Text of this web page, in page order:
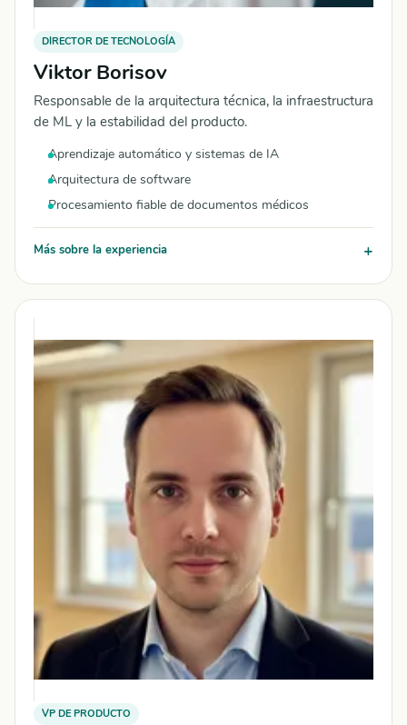
DIRECTOR DE TECNOLOGÍA
Viktor Borisov
Responsable de la arquitectura técnica, la infraestructura
de ML y la estabilidad del producto.
Aprendizaje automático y sistemas de IA
Arquitectura de software
Procesamiento fiable de documentos médicos
Más sobre la experiencia
VP DE PRODUCTO